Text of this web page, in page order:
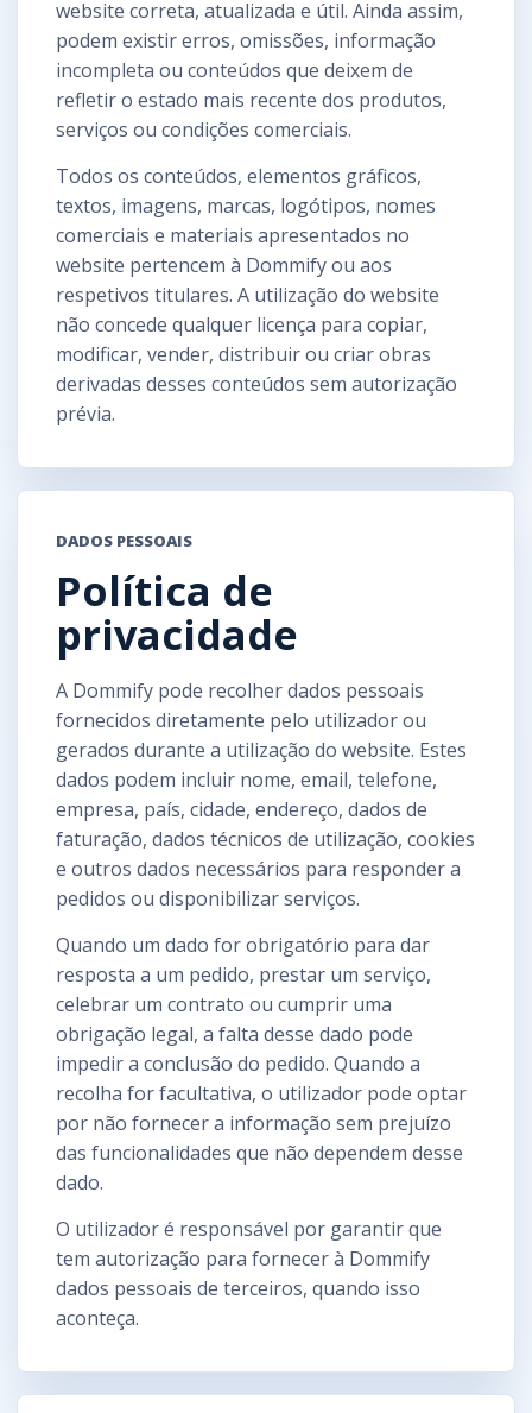
website correta, atualizada e útil. Ainda assim,
podem existir erros, omissões, informação
incompleta ou conteúdos que deixem de
refletir o estado mais recente dos produtos,
serviços ou condições comerciais.
Todos os conteúdos, elementos gráficos,
textos, imagens, marcas, logótipos, nomes
comerciais e materiais apresentados no
website pertencem à Dommify ou aos
respetivos titulares. A utilização do website
não concede qualquer licença para copiar,
modificar, vender, distribuir ou criar obras
derivadas desses conteúdos sem autorização
prévia.
DADOS PESSOAIS
Política de
privacidade
A Dommify pode recolher dados pessoais
fornecidos diretamente pelo utilizador ou
gerados durante a utilização do website. Estes
dados podem incluir nome, email, telefone,
empresa, país, cidade, endereço, dados de
faturação, dados técnicos de utilização, cookies
e outros dados necessários para responder a
pedidos ou disponibilizar serviços.
Quando um dado for obrigatório para dar
resposta a um pedido, prestar um serviço,
celebrar um contrato ou cumprir uma
obrigação legal, a falta desse dado pode
impedir a conclusão do pedido. Quando a
recolha for facultativa, o utilizador pode optar
por não fornecer a informação sem prejuízo
das funcionalidades que não dependem desse
dado.
O utilizador é responsável por garantir que
tem autorização para fornecer à Dommify
dados pessoais de terceiros, quando isso
aconteça.